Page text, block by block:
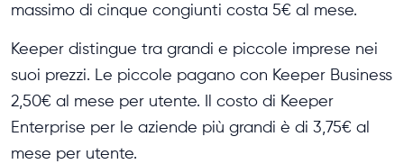
massimo di cinque congiunti costa 5€ al mese.
Keeper distingue tra grandi e piccole imprese nei
suoi prezzi. Le piccole pagano con Keeper Business
2,50€ al mese per utente. Il costo di Keeper
Enterprise per le aziende più grandi è di 3,75€ al
mese per utente.